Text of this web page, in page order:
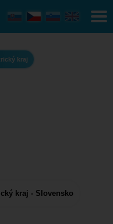
kraj
kraj - Slovensko